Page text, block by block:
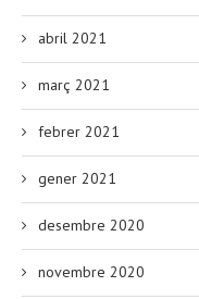
abril 2021
març 2021
febrer 2021
gener 2021
desembre 2020
novembre 2020